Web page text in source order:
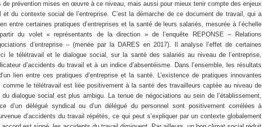
de prévention mises en œuvre à ce niveau, mais aussi pour mieux tenir compte des enjeux
et du contexte social de l’entreprise. C’est la démarche de ce document de travail, qui a
entre certaines pratiques d’entreprises et la santé de leurs salariés, mesurée à l’échelle
du volet « représentants de la direction » de l’enquête REPONSE – Relations
d’entreprise – (menée par la DARES en 2017). Il analyse l’effet de certaines
le télétravail et le dialogue social, sur la santé des salariés au niveau de l’entreprise,
d’accidents du travail et à un indice d’absentéisme. Dans l’ensemble, les résultats
lien entre ces pratiques d’entreprise et la santé. L’existence de pratiques innovantes
comme le télétravail est liée positivement à la santé des travailleurs captée au niveau de
du dialogue social est plus ambigu. La tenue de négociations au sein de l’établissement,
d’un délégué syndical ou d’un délégué du personnel sont positivement corrélées à
d’accidents du travail répétés, ce qui peut s’expliquer par un contexte globalement